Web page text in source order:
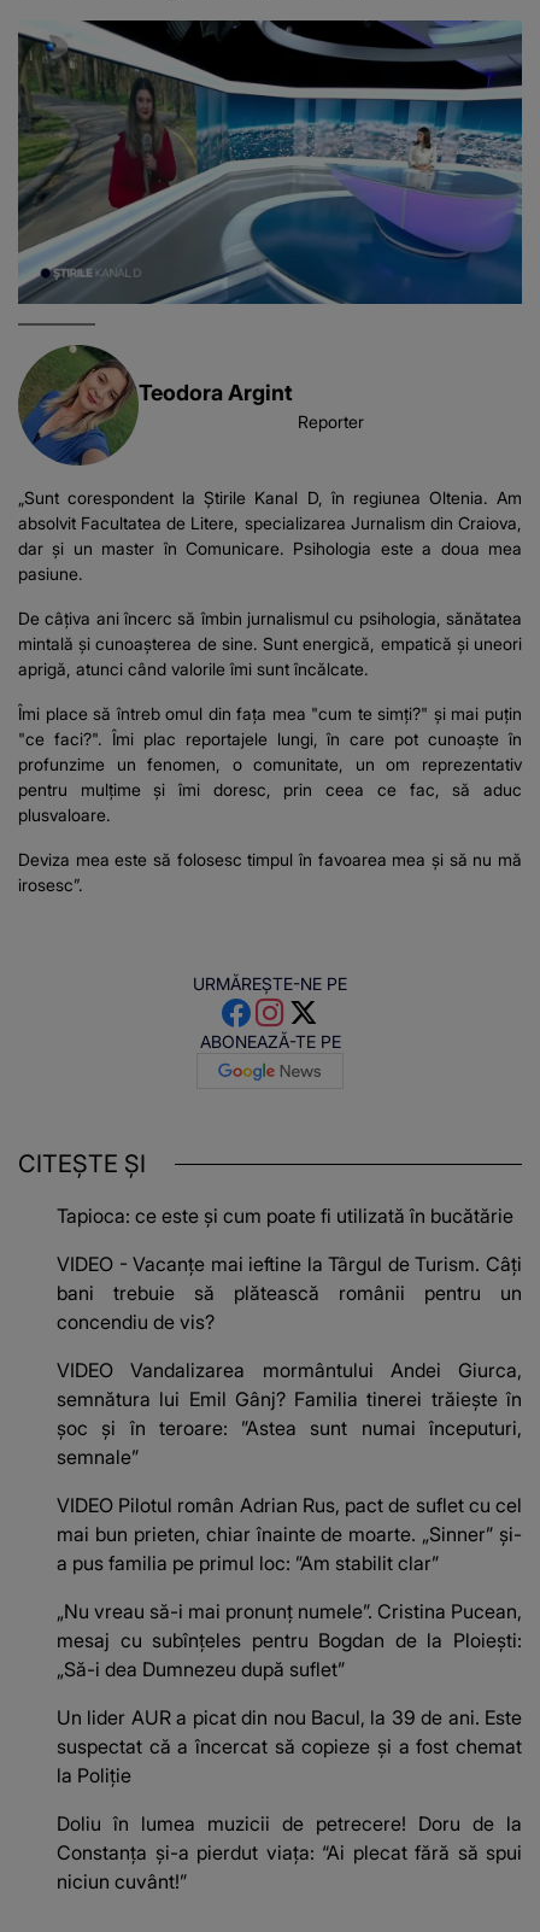
Teodora Argint
Reporter
„Sunt corespondent la Știrile Kanal D, în regiunea Oltenia. Am
absolvit Facultatea de Litere, specializarea Jurnalism din Craiova,
dar și un master în Comunicare. Psihologia este a doua mea
pasiune.
De câțiva ani încerc să îmbin jurnalismul cu psihologia, sănătatea
mintală și cunoașterea de sine. Sunt energică, empatică și uneori
aprigă, atunci când valorile îmi sunt încălcate.
Îmi place să întreb omul din fața mea "cum te simți?" și mai puțin
"ce faci?". Îmi plac reportajele lungi, în care pot cunoaște în
profunzime un fenomen, o comunitate, un om reprezentativ
pentru mulțime și îmi doresc, prin ceea ce fac, să aduc
plusvaloare.
Deviza mea este să folosesc timpul în favoarea mea și să nu mă
irosesc”.
URMĂREȘTE-NE PE
ABONEAZĂ-TE PE
CITEȘTE ȘI
Tapioca: ce este și cum poate fi utilizată în bucătărie
VIDEO - Vacanțe mai ieftine la Târgul de Turism. Câți
bani trebuie să plătească românii pentru un
concendiu de vis?
VIDEO Vandalizarea mormântului Andei Giurca,
semnătura lui Emil Gânj? Familia tinerei trăiește în
șoc și în teroare: ”Astea sunt numai începuturi,
semnale”
VIDEO Pilotul român Adrian Rus, pact de suflet cu cel
mai bun prieten, chiar înainte de moarte. „Sinner” și-
a pus familia pe primul loc: ”Am stabilit clar”
„Nu vreau să-i mai pronunț numele”. Cristina Pucean,
mesaj cu subînțeles pentru Bogdan de la Ploiești:
„Să-i dea Dumnezeu după suflet”
Un lider AUR a picat din nou Bacul, la 39 de ani. Este
suspectat că a încercat să copieze și a fost chemat
la Poliție
Doliu în lumea muzicii de petrecere! Doru de la
Constanța și-a pierdut viața: “Ai plecat fără să spui
niciun cuvânt!”